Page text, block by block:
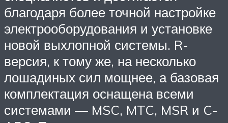
благодаря более точной настройке
электрооборудования и установке
новой выхлопной системы. R-
версия, к тому же, на несколько
лошадиных сил мощнее, а базовая
комплектация оснащена всеми
системами — MSC, MTC, MSR и C-